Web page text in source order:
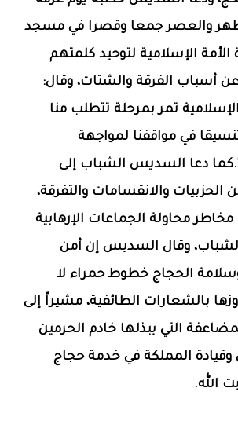
والعصر جمعا وقصرا في مسجد
الأمة الإسلامية لتوحيد كلمتهم
عن أسباب الفرقة والشتات، وقال:
تمر بمرحلة تتطلب منا
في مواقفنا لمواجهة
دعا السديس الشباب إلى
الحزبيات والانقسامات والتفرقة،
محاولة الجماعات الإرهابية
وقال السديس إن أمن
الحجاج خطوط حمراء لا
بالشعارات الطائفية، مشيراً إلى
التي يبذلها خادم الحرمين
وقيادة المملكة في خدمة حجاج
الله.